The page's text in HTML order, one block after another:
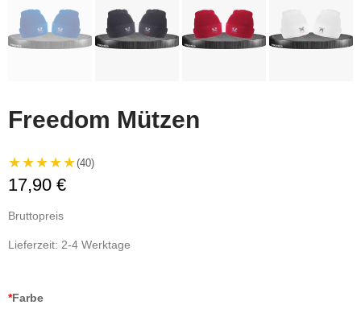
Freedom Mützen
★★★★★(40)
17,90 €
Bruttopreis
Lieferzeit: 2-4 Werktage
*Farbe